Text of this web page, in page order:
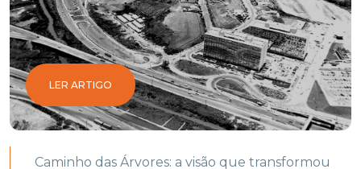
LER ARTIGO
Caminho das Árvores: a visão que transformou